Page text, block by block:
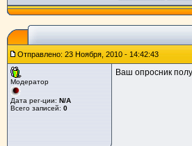
Отправлено: 23 Ноября, 2010 - 14:42:43
Модератор
Дата рег-ции: N/A
Всего записей: 0
Ваш опросник